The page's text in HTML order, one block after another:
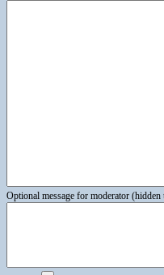
Optional message for moderator (hidden